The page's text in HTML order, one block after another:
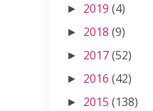
► 2019 (4)
► 2018 (9)
► 2017(52)
► 2016 (42)
► 2015 (138)